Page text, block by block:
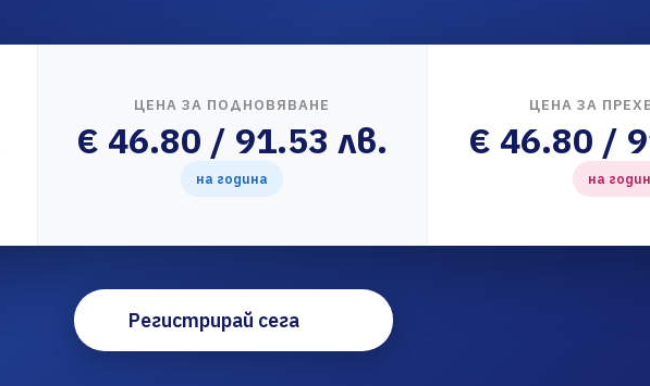
ЦЕНА ЗА ПОДНОВЯВАНЕ
€ 46.80 / 91.53 лв.
на година
ЦЕНА ЗА
€ 46.80 /
на
Регистрирай сега